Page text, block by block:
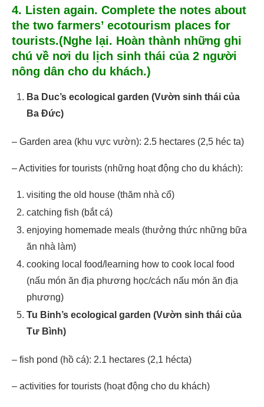
4. Listen again. Complete the notes about
the two farmers’ ecotourism places for
tourists.(Nghe lại. Hoàn thành những ghi
chú về nơi du lịch sinh thái của 2 người
nông dân cho du khách.)
Ba Duc’s ecological garden (Vườn sinh thái của
Ba Đức)
– Garden area (khu vực vườn): 2.5 hectares (2,5 héc ta)
– Activities for tourists (những hoạt động cho du khách):
visiting the old house (thăm nhà cổ)
catching fish (bắt cá)
enjoying homemade meals (thưởng thức những bữa
ăn nhà làm)
cooking local food/learning how to cook local food
(nấu món ăn địa phương học/cách nấu món ăn địa
phương)
Tu Binh’s ecological garden (Vườn sinh thái của
Tư Bình)
– fish pond (hồ cá): 2.1 hectares (2,1 hécta)
– activities for tourists (hoạt động cho du khách)